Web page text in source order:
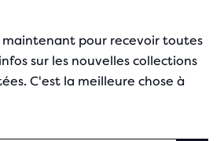
maintenant pour recevoir toutes
sur les nouvelles collections
C'est la meilleure chose à